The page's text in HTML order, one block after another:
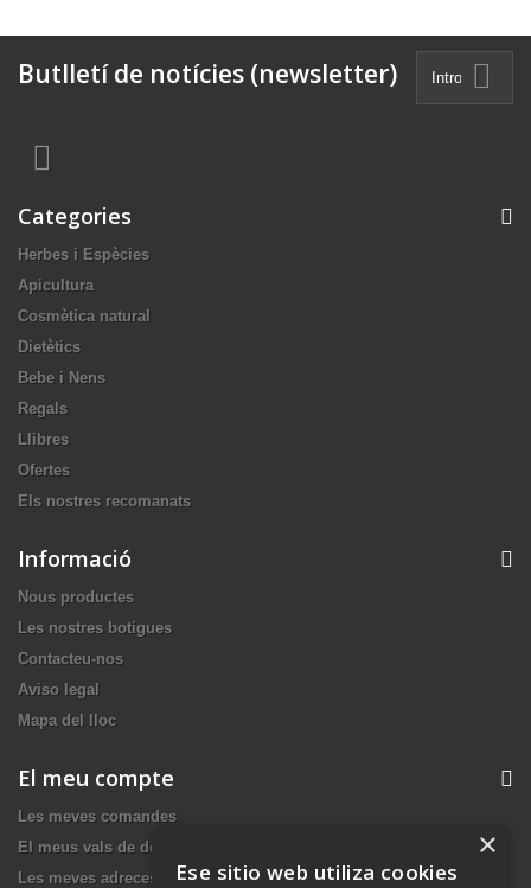
Butlletí de notícies (newsletter)
Categories
Herbes i Espècies
Apicultura
Cosmètica natural
Dietètics
Bebe i Nens
Regals
Llibres
Ofertes
Els nostres recomanats
Informació
Nous productes
Les nostres botigues
Contacteu-nos
Aviso legal
Mapa del lloc
El meu compte
Les meves comandes
El meus vals de devolució
Les meves adreces
×
Ese sitio web utiliza cookies